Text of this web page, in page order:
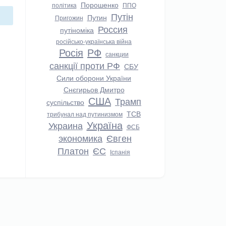
політика Порошенко ППО
Пригожин Путин Путін
путіноміка Россия
російсько-українська війна
Росія РФ санкции
санкції проти РФ СБУ
Сили оборони України
Снєгирьов Дмитро
суспільство США Трамп
трибунал над путинизмом ТСВ
Украина Україна ФСБ
экономика Євген
Платон ЄС Іспанія